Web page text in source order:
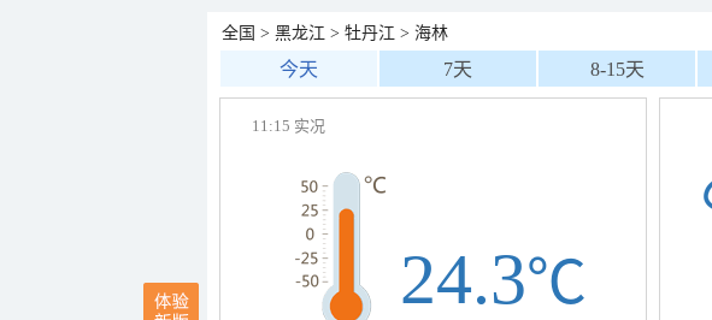
全国 > 黑龙江 > 牡丹江 > 海林
今天 7天 8-15天
11:15 实况
24.3℃